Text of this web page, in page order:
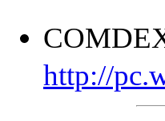
http://